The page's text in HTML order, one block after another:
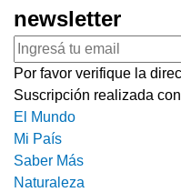
newsletter
Por favor verifique la
Suscripción realizada
El Mundo
Mi País
Saber Más
Naturaleza